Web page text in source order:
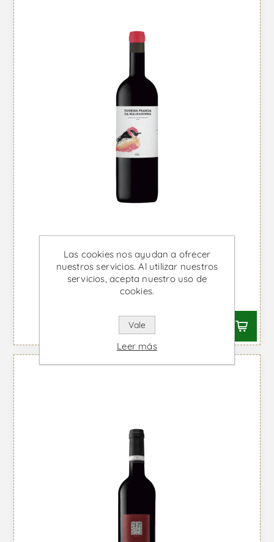
Touriga Franca da Malhadinha
Magnum - Vino Tinto
Desde €66,87 IVA incl.
Las cookies nos ayudan a ofrecer
nuestros servicios. Al utilizar nuestros
servicios, acepta nuestro uso de
cookies.
Vale
Leer más